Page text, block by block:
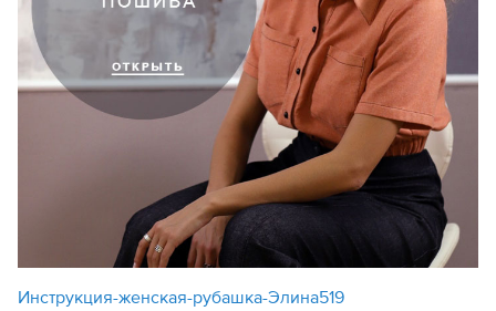
Инструкция-женская-рубашка-Элина519